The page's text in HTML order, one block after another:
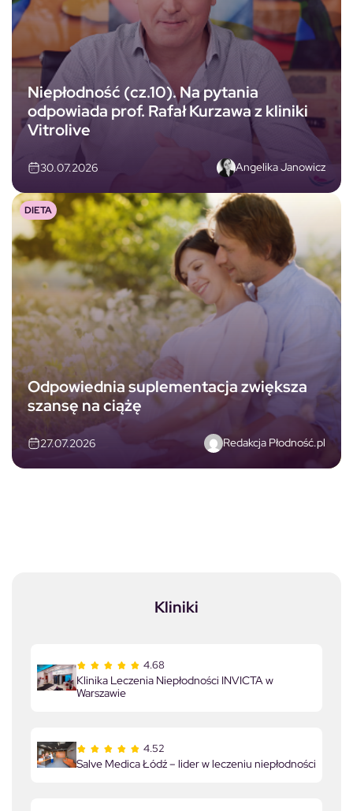
Niepłodność (cz.10). Na pytania
odpowiada prof. Rafał Kurzawa z kliniki
Vitrolive
30.07.2026 Angelika Janowicz
Odpowiednia suplementacja zwiększa
szansę na ciążę
27.07.2026 Redakcja Płodność.pl
DIETA
Kliniki
4.68
Klinika Leczenia Niepłodności INVICTA w
Warszawie
4.52
Salve Medica Łódź – lider w leczeniu niepłodności